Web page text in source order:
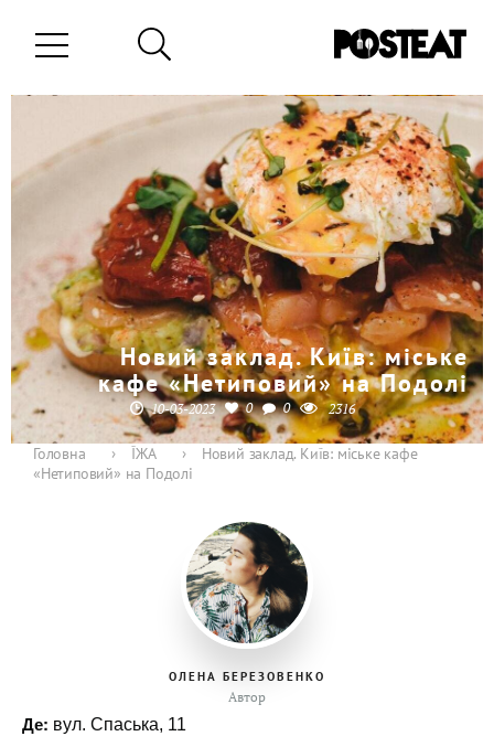
Новий заклад. Київ: міське
кафе «Нетиповий» на Подолі
10-03-2023 0 0 2316
Головна › ЇЖА ›
Новий заклад. Київ: міське кафе
«Нетиповий» на Подолі
ОЛЕНА БЕРЕЗОВЕНКО
Автор
Де: вул. Спаська, 11